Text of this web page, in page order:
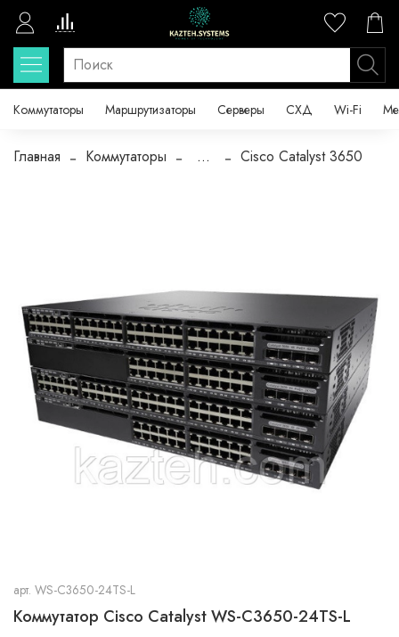
Коммутаторы Маршрутизаторы Серверы СХД Wi-Fi
Главная Коммутаторы ... Cisco Catalyst 3650
арт. WS-C3650-24TS-L
Коммутатор Cisco Catalyst WS-C3650-24TS-L